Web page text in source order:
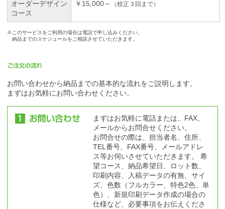
オーダーデザイン
コース
￥15,000～ （校正３回まで）
※ このサービスをご利用の場合は電話で申し込みください。
納品までのスケジュールをご相談させていただきます。
お問い合わせから納品までの基本的な流れをご説明します。
まずはお気軽にお問い合わせください。
まずはお気軽に電話または、FAX、
メールからお問合せください。
お問合せの際は、担当者名、住所、
TEL番号、FAX番号、メールアドレ
ス等お伺いさせていただきます。 希
望コース、納品希望日、ロット数、
印刷内容、入稿データの有無、サイ
ズ、色数（フルカラー、特色2色、単
色）、新規印刷データ作成の場合の
仕様など、必要事項をお伝えくださ